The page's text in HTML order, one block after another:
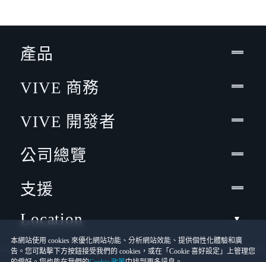
本網站使用 cookies 來優化網站功能、分析網站效能、提供個性化體驗和廣
告。您可點擊下方按鈕接受我們的 cookies，或在「Cookie 喜好設定」上管理您
產品
VIVE 商務
VIVE 開發者
公司總覽
支援
Location